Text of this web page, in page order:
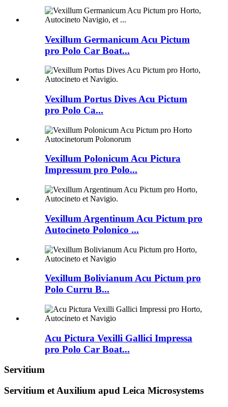
Vexillum Germanicum Acu Pictum
pro Polo Car Boat...
Vexillum Portus Dives Acu Pictum
pro Polo Ca...
Vexillum Polonicum Acu Pictura
Impressum pro Polo...
Vexillum Argentinum Acu Pictum pro
Autocineto Polonico ...
Vexillum Bolivianum Acu Pictum pro
Polo Curru B...
Acu Pictura Vexilli Gallici Impressa
pro Polo Car Boat...
Servitium
Servitium et Auxilium apud Leica Microsystems